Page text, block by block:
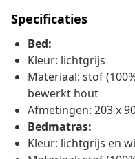
Specificaties
Bed:
Kleur: lichtgrijs
Materiaal: stof
bewerkt hout
Afmetingen: 203 x
Bedmatras:
Kleur: lichtgrijs en